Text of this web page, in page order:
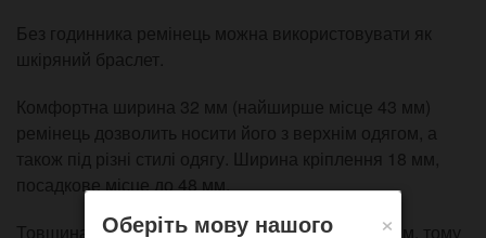
Без годинника ремінець можна використовувати як
шкіряний браслет.
Комфортна ширина 32 мм (найширше місце 43 мм)
ремінець дозволить носити його з верхнім одягом, а
також під різні стилі одягу. Ширина кріплення 18 мм,
посадкове місце до 48 мм.
Товщина шкіри центральної смуги близько 1.5 мм, тому
×
Оберіть мову нашого